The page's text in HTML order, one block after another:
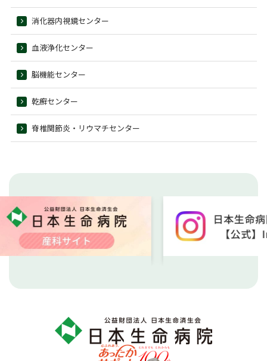
消化器内視鏡センター
血液浄化センター
脳機能センター
乾癬センター
脊椎関節炎・リウマチセンター